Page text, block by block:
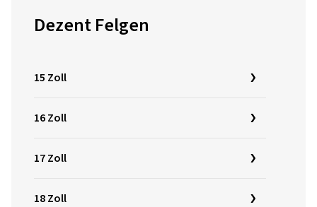
Dezent Felgen
15 Zoll
16 Zoll
17 Zoll
18 Zoll